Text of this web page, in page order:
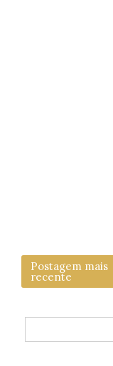
Postagem mais
recente